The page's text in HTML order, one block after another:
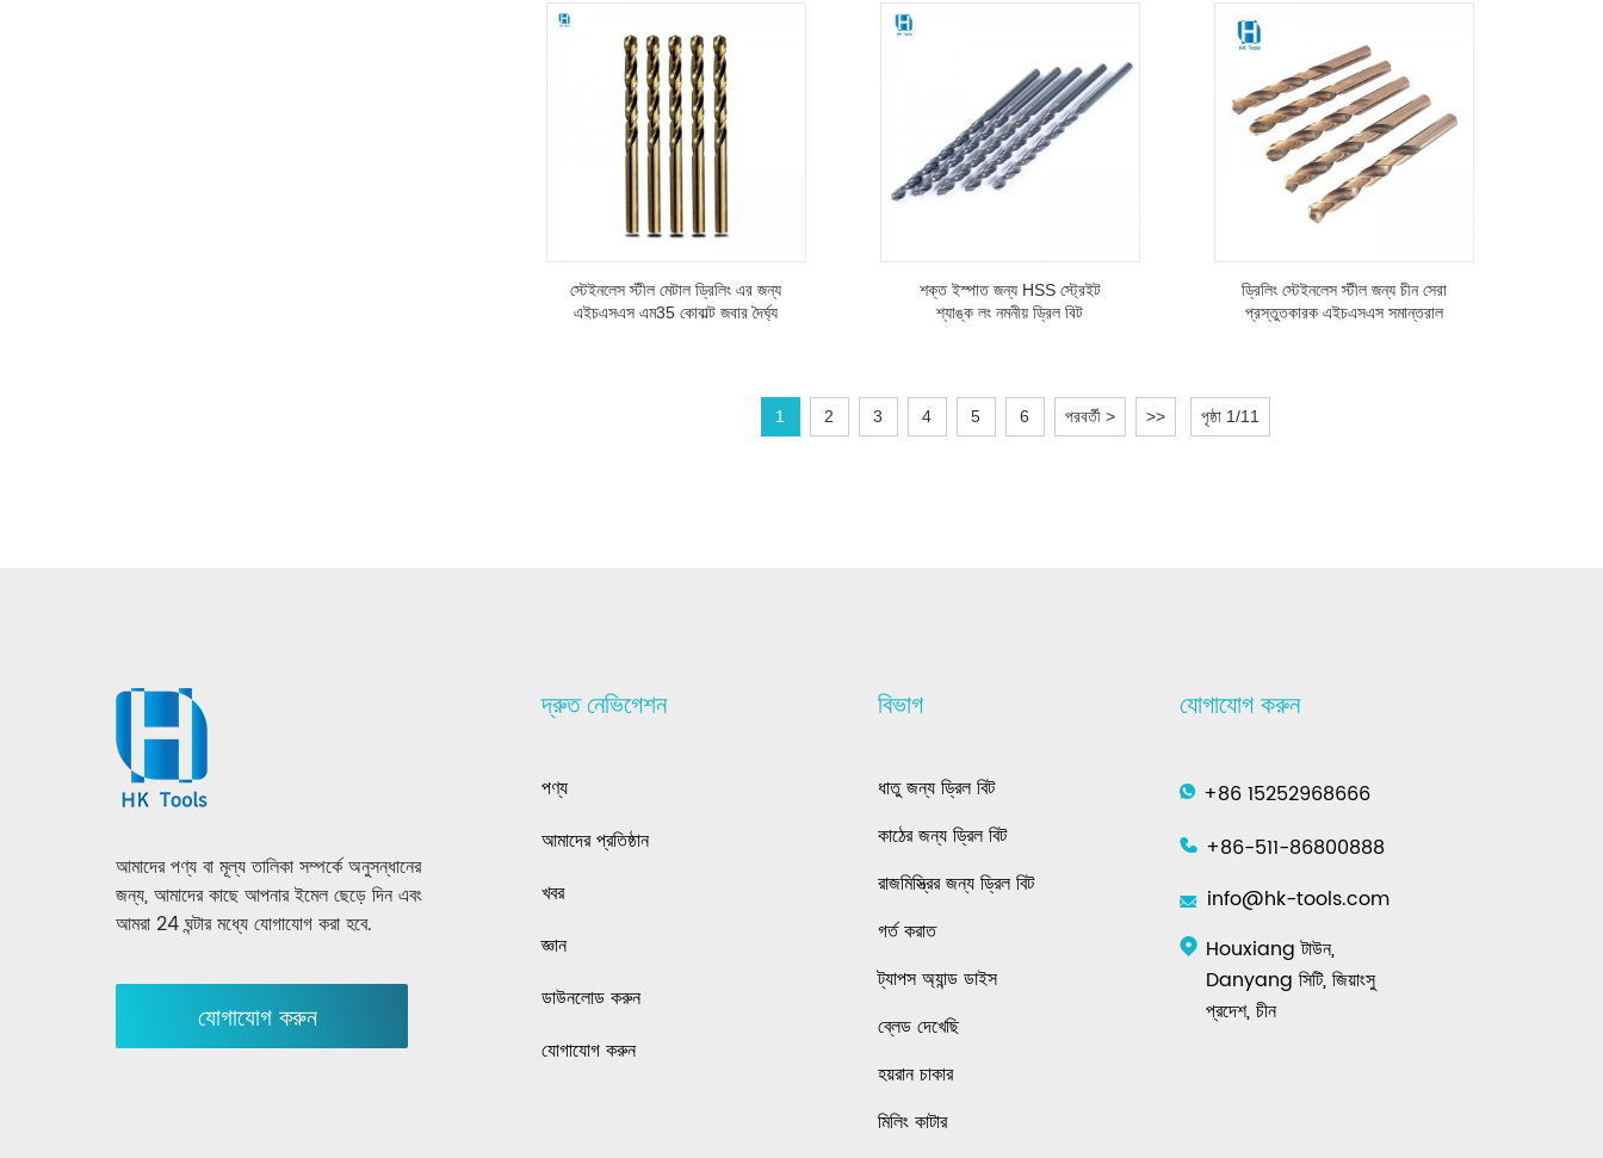
স্টেইনলেস স্টীল মেটাল ড্রিলিং এর জন্য
এইচএসএস এম35 কোবাল্ট জবার দৈর্ঘ্য
শক্ত ইস্পাত জন্য HSS স্ট্রেইট
শ্যাঙ্ক লং নমনীয় ড্রিল বিট
ড্রিলিং স্টেইনলেস স্টীল জন্য চীন সেরা
প্রস্তুতকারক এইচএসএস সমান্তরাল
1 2 3 4 5 6 পরবর্তী > >> পৃষ্ঠা 1/11
আমাদের পণ্য বা মূল্য তালিকা সম্পর্কে অনুসন্ধানের
জন্য, আমাদের কাছে আপনার ইমেল ছেড়ে দিন এবং
আমরা 24 ঘন্টার মধ্যে যোগাযোগ করা হবে.
যোগাযোগ করুন
দ্রুত নেভিগেশন
পণ্য
আমাদের প্রতিষ্ঠান
খবর
জ্ঞান
ডাউনলোড করুন
যোগাযোগ করুন
বিভাগ
ধাতু জন্য ড্রিল বিট
কাঠের জন্য ড্রিল বিট
রাজমিস্ত্রির জন্য ড্রিল বিট
গর্ত করাত
ট্যাপস অ্যান্ড ডাইস
ব্লেড দেখেছি
হয়রান চাকার
মিলিং কাটার
যোগাযোগ করুন
+86 15252968666
+86-511-86800888
info@hk-tools.com
Houxiang টাউন,
Danyang সিটি, জিয়াংসু
প্রদেশ, চীন